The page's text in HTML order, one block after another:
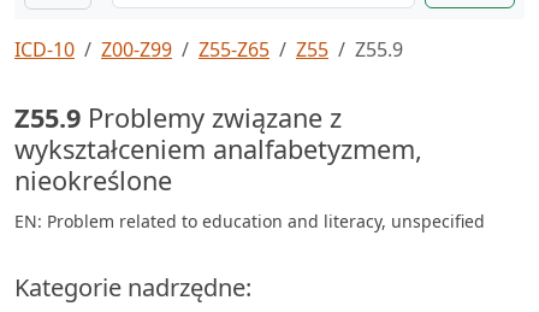
ICD-10 Z00-Z99 Z55-Z65 Z55 Z55.9
Z55.9 Problemy związane z
wykształceniem analfabetyzmem,
nieokreślone
EN: Problem related to education and literacy, unspecified
Kategorie nadrzędne: